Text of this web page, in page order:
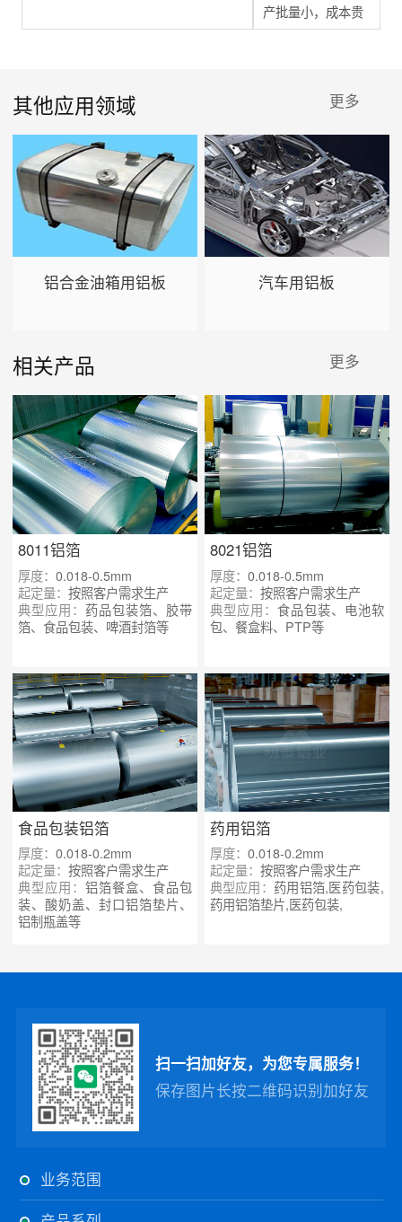
产批量小，成本贵
其他应用领域 更多
铝合金油箱用铝板 汽车用铝板
相关产品 更多
8011铝箔
厚度：0.018-0.5mm
起定量：按照客户需求生产
典型应用： 药品包装箔、胶带
箔、食品包装、啤酒封箔等
8021铝箔
厚度： 0.018-0.5mm
起定量： 按照客户需求生产
典型应用： 食品包装、电池软
包、餐盒料、PTP等
食品包装铝箔
厚度：0.018-0.2mm
起定量：按照客户需求生产
典型应用：铝箔餐盒、食品包
装、酸奶盖、封口铝箔垫片、
铝制瓶盖等
药用铝箔
厚度： 0.018-0.2mm
起定量： 按照客户需求生产
典型应用： 药用铝箔,医药包装,
药用铝箔垫片,医药包装,
扫一扫加好友，为您专属服务！
保存图片长按二维码识别加好友
业务范围